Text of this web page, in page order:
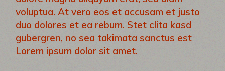
voluptua. At vero eos et accusam et justo
duo dolores et ea rebum. Stet clita kasd
gubergren, no sea takimata sanctus est
Lorem ipsum dolor sit amet.